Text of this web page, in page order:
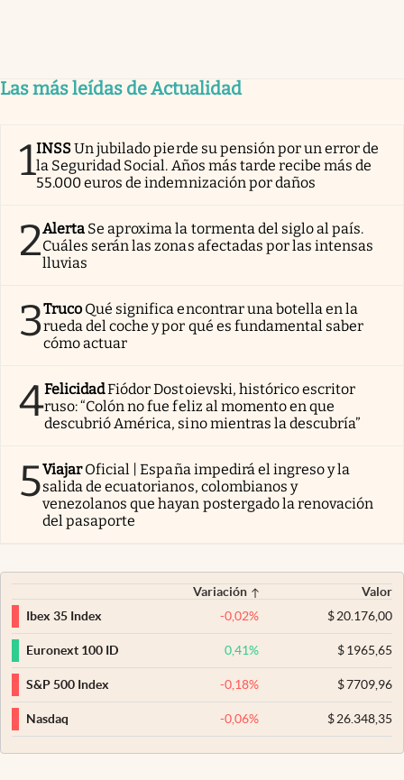
Las más leídas de Actualidad
1INSSUn jubilado pierde su pensión por un error de
la Seguridad Social. Años más tarde recibe más de
55.000 euros de indemnización por daños
2Alerta Se aproxima la tormenta del siglo al país.
Cuáles serán las zonas afectadas por las intensas
lluvias
3Truco Qué significa encontrar una botella en la
rueda del coche y por qué es fundamental saber
cómo actuar
4FelicidadFiódor Dostoievski, histórico escritor
ruso: “Colón no fue feliz al momento en que
descubrió América, sino mientras la descubría”
5Viajar Oficial | España impedirá el ingreso y la
salida de ecuatorianos, colombianos y
venezolanos que hayan postergado la renovación
del pasaporte
Variación
Valor
Ibex 35 Index
-0,02% $20.176,00
Euronext 100 ID 0,41% $1965,65
S&P 500 Index -0,18% $7709,96
Nasdaq -0,06% $26.348,35